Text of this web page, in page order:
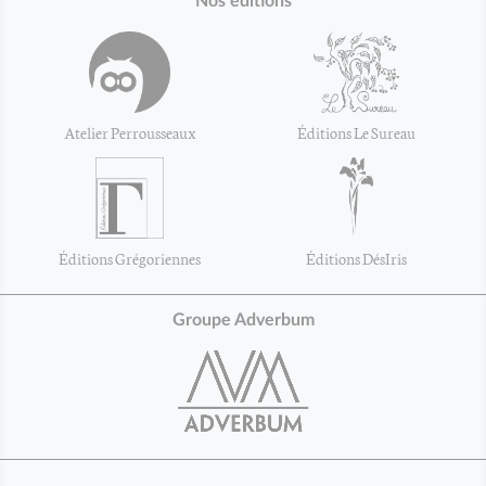
Atelier Perrousseaux Éditions Le Sureau
Éditions Grégoriennes Éditions DésIris
Groupe Adverbum